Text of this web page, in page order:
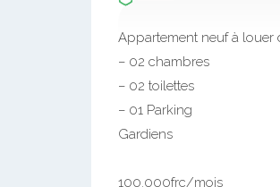
Appartement neuf à louer
– 02 chambres
– 02 toilettes
– 01 Parking
Gardiens
100.000frc/mois